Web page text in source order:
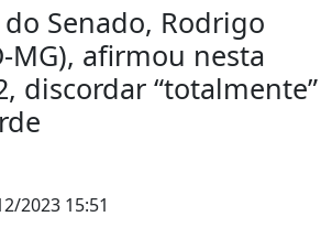
Senado, Rodrigo
MG), afirmou nesta
discordar “totalmente”
2023 15:51